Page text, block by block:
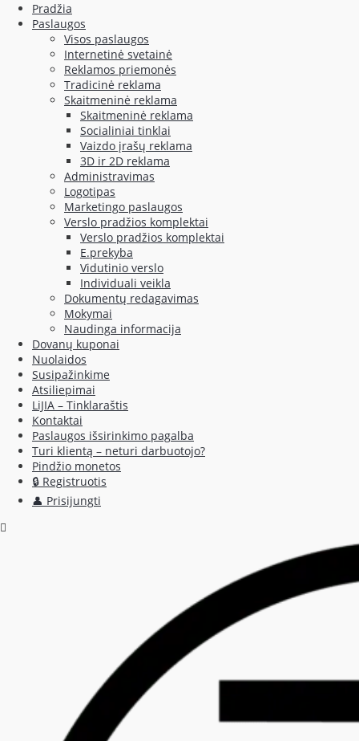
Pradžia
Paslaugos
Visos paslaugos
Internetinė svetainė
Reklamos priemonės
Tradicinė reklama
Skaitmeninė reklama
Skaitmeninė reklama
Socialiniai tinklai
Vaizdo įrašų reklama
3D ir 2D reklama
Administravimas
Logotipas
Marketingo paslaugos
Verslo pradžios komplektai
Verslo pradžios komplektai
E.prekyba
Vidutinio verslo
Individuali veikla
Dokumentų redagavimas
Mokymai
Naudinga informacija
Dovanų kuponai
Nuolaidos
Susipažinkime
Atsiliepimai
LiJIA – Tinklaraštis
Kontaktai
Paslaugos išsirinkimo pagalba
Turi klientą – neturi darbuotojo?
Pindžio monetos
🔒 Registruotis
👤 Prisijungti